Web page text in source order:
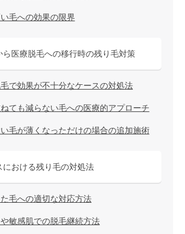
毛への効果の限界
ら医療脱毛への移行時の残り毛対策
で効果が不十分なケースの対処法
ても減らない毛への医療的アプローチ
毛が薄くなっただけの場合の追加施術
における残り毛の対処法
毛への適切な対応方法
敏感肌での脱毛継続方法